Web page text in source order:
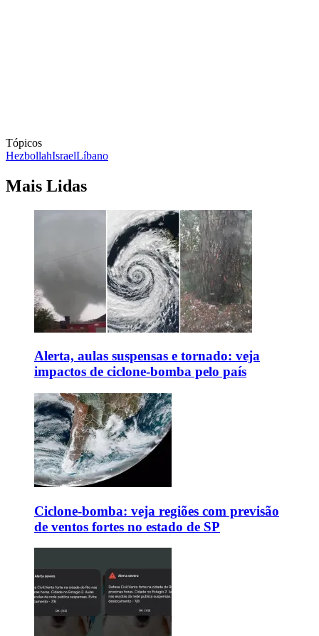
Tópicos
HezbollahIsraelLíbano
Mais Lidas
Alerta, aulas suspensas e tornado: veja
impactos de ciclone-bomba pelo país
Ciclone-bomba: veja regiões com previsão
de ventos fortes no estado de SP